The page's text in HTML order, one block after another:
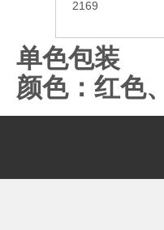
2169
单色包装
颜色：红色